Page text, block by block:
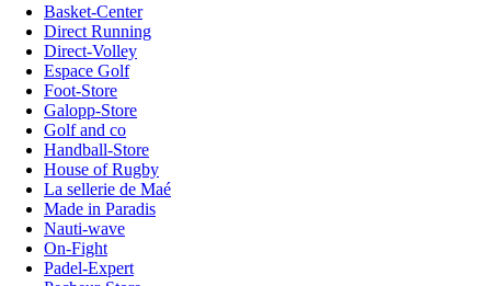
Basket-Center
Direct Running
Direct-Volley
Espace Golf
Foot-Store
Galopp-Store
Golf and co
Handball-Store
House of Rugby
La sellerie de Maé
Made in Paradis
Nauti-wave
On-Fight
Padel-Expert